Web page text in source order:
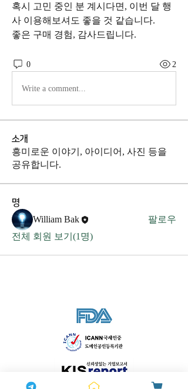
혹시 고민 중인 분 계시다면, 이번 달 행
사 이용해보셔도 좋을 것 같습니다.
좋은 구매 경험, 감사드립니다.
0 2
Write a comment...
소개
흥미로운 이야기, 아이디어, 사진 등을
공유합니다.
명
William Bak
팔로우
전체 회원 보기(1명)